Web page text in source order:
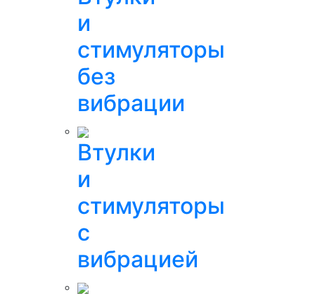
и
стимуляторы
без
вибрации
Втулки
и
стимуляторы
с
вибрацией